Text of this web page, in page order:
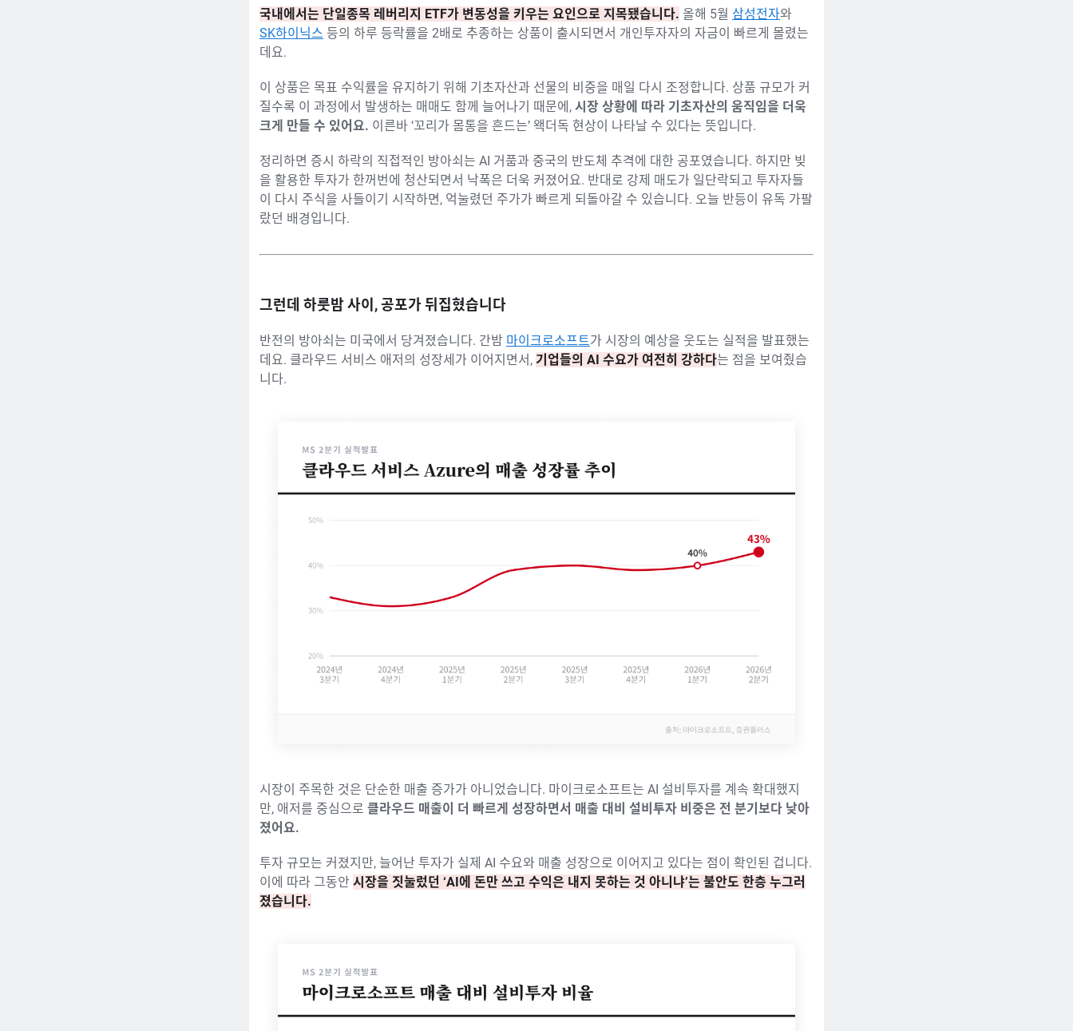
국내에서는 단일종목 레버리지 ETF가 변동성을 키우는 요인으로 지목됐습니다. 올해 5월 삼성전자와
SK하이닉스 등의 하루 등락률을 2배로 추종하는 상품이 출시되면서 개인투자자의 자금이 빠르게 몰렸는
데요.
이 상품은 목표 수익률을 유지하기 위해 기초자산과 선물의 비중을 매일 다시 조정합니다. 상품 규모가 커
질수록 이 과정에서 발생하는 매매도 함께 늘어나기 때문에, 시장 상황에 따라 기초자산의 움직임을 더욱
크게 만들 수 있어요. 이른바 ‘꼬리가 몸통을 흔드는’ 왝더독 현상이 나타날 수 있다는 뜻입니다.
정리하면 증시 하락의 직접적인 방아쇠는 AI 거품과 중국의 반도체 추격에 대한 공포였습니다. 하지만 빚
을 활용한 투자가 한꺼번에 청산되면서 낙폭은 더욱 커졌어요. 반대로 강제 매도가 일단락되고 투자자들
이 다시 주식을 사들이기 시작하면, 억눌렸던 주가가 빠르게 되돌아갈 수 있습니다. 오늘 반등이 유독 가팔
랐던 배경입니다.
그런데 하룻밤 사이, 공포가 뒤집혔습니다
반전의 방아쇠는 미국에서 당겨졌습니다. 간밤 마이크로소프트가 시장의 예상을 웃도는 실적을 발표했는
데요. 클라우드 서비스 애저의 성장세가 이어지면서, 기업들의 AI 수요가 여전히 강하다는 점을 보여줬습
니다.
시장이 주목한 것은 단순한 매출 증가가 아니었습니다. 마이크로소프트는 AI 설비투자를 계속 확대했지
만, 애저를 중심으로 클라우드 매출이 더 빠르게 성장하면서 매출 대비 설비투자 비중은 전 분기보다 낮아
졌어요.
투자 규모는 커졌지만, 늘어난 투자가 실제 AI 수요와 매출 성장으로 이어지고 있다는 점이 확인된 겁니다.
이에 따라 그동안 시장을 짓눌렀던 ‘AI에 돈만 쓰고 수익은 내지 못하는 것 아니냐’는 불안도 한층 누그러
졌습니다.